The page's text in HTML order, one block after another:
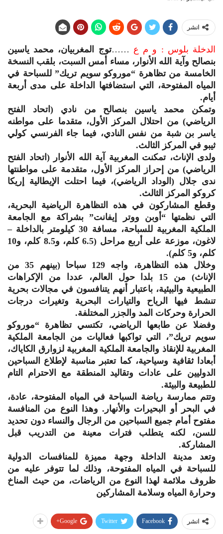
انشر
الدخلة بلوس : و م ع ……توج المغربيان، محمد ياسين
بنصالح وآية الله الأنوار، مساء أمس السبت، بلقب النسخة
الخامسة من تظاهرة “موروكو سويم تريك” للسباحة في
المياه المفتوحة، التي استضافتها الداخلة على مدى أربعة
أيام.
وتمكن محمد ياسين بنصالح من نادي (اتحاد الفتح
الرياضي) من احتلال المركز الأول، متقدما على مواطنه
ياسر بن شبة من نفس النادي، فيما جاء الفرنسي كولي
ثيبو في المركز الثالث.
ولدى الإناث، تمكنت المغربية آية الله الأنوار (اتحاد الفتح
الرياضي) من إحراز المركز الأول، متقدمة على مواطنتها
ندى جلال (الوداد الرياضي)، فيما احتلت الإيطالية إريكا
كروكو المركز الثالث.
وقطع المشاركون في هذه التظاهرة الرياضية البحرية،
التي نظمتها “أوبن ووتر إيفانت” بشراكة مع الجامعة
الملكية المغربية للسباحة، مسافة 30 كيلومتر بالداخلة –
لاغون، موزعة على أربع مراحل (6.5 كلم، و8.5 كلم، و10
كلم، و5 كلم).
وخلال هذه التظاهرة، واجه 129 سباحا (بينهم 35 من
الإناث) من 15 بلدا حول العالم، عددا من الإكراهات
الطبيعية والبيئية، باعتبار أنهم يتنافسون في مجالات بحرية
تنشط فيها الرياح والتيارات البحرية وتغيرات درجات
الحرارة وحركات المد والجزر المختلفة.
وفضلا عن طابعها الرياضي، تكتسي تظاهرة “موروكو
سويم تريك”، التي تواكبها فعاليات من الجامعة الملكية
المغربية للإنقاذ والجامعة الملكية المغربية لزوارق الكاياك،
أبعادا ثقافية وسياحية، كما تعتبر مناسبة لإطلاع السباحين
الدوليين على عادات وتقاليد المنطقة مع الاحترام التام
للطبيعة والبيئة.
وتتم ممارسة رياضة السباحة في المياه المفتوحة، عادة،
في البحر أو البحيرات والأنهار. وهذا النوع من المنافسة
مفتوح أمام جميع السباحين من الرجال والنساء دون تحديد
للسن، لكنه يتطلب فترات معينة من التدريب قبل
المشاركة.
وتعد مدينة الداخلة وجهة مميزة للمنافسات الدولية
للسباحة في المياه المفتوحة، وذلك لما تتوفر عليه من
ظروف ملائمة لهذا النوع من الرياضات، من حيث المناخ
وحرارة المياه وسلامة المشاركين
انشر Facebook
Twitter
Google+